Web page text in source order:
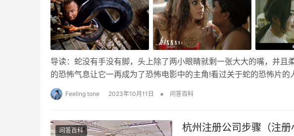
导读：蛇没有手没有脚，头上除了两小眼睛就剩一张大大的嘴，并
的恐怖气息让它一再成为了恐怖电影中的主角!看过关于蛇的恐怖片的
Feeling tone 2023年10月11日 • 问答百科
问答百科 杭州注册公司步骤（注册